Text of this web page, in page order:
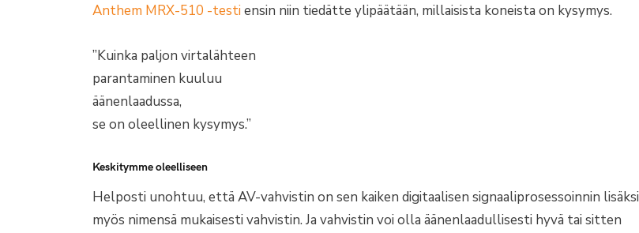
Anthem MRX-510 -testiensin niin tiedätte ylipäätään, millaisista koneista on kysymys.
”Kuinka paljon virtalähteen
parantaminen kuuluu
äänenlaadussa,
se on oleellinen kysymys.”
Keskitymme oleelliseen
Helposti unohtuu, että AV-vahvistin on sen kaiken digitaalisen signaaliprosessoinnin lisäksi
myös nimensä mukaisesti vahvistin. Ja vahvistin voi olla äänenlaadullisesti hyvä tai sitten